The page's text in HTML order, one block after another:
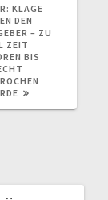
NÄCHSTER
BEITRAG:
KLAGE
DEN
– ZU
ZEIT
BIS